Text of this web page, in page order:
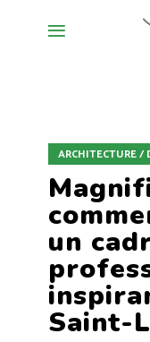
ARCHITECTURE /
un
Saint-